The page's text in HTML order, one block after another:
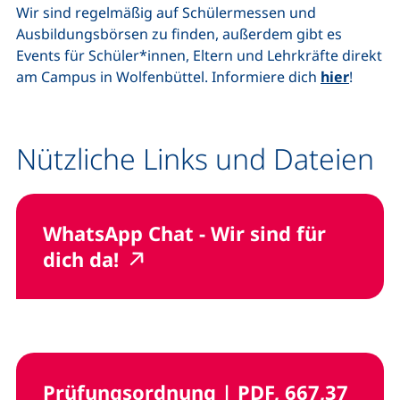
Wir sind regelmäßig auf Schülermessen und
Ausbildungsbörsen zu finden, außerdem gibt es
Events für Schüler*innen, Eltern und Lehrkräfte direkt
am Campus in Wolfenbüttel. Informiere dich hier!
Nützliche Links und Dateien
WhatsApp Chat - Wir sind für
dich da! (externer Link, öffnet neues
Prüfungsordnung | PDF, 667,37